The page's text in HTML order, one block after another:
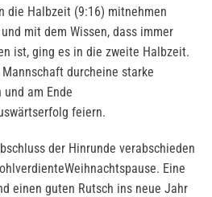
die Halbzeit (9:16) mitnehmen
mit dem Wissen, dass immer
ist, ging es in die zweite Halbzeit.
durcheine starke
am Ende
feiern.
der Hinrunde verabschieden
Eine
einen guten Rutsch ins neue Jahr